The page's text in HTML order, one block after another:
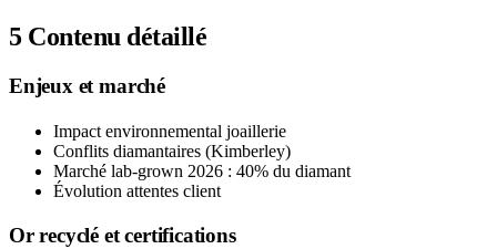
5Contenu détaillé
Enjeux et marché
Impact environnemental joaillerie
Conflits diamantaires (Kimberley)
Marché lab-grown 2026 : 40% du diamant
Évolution attentes client
Or recyclé et certifications